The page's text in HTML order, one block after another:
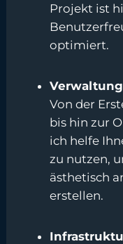
Projekt ist
optimiert.
Von der
bis hin zur
ich helfe
zu nutzen,
ästhetisch
erstellen.